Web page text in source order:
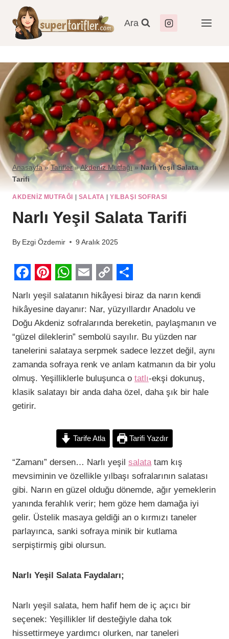
Ara
Anasayfa»Tarifler»Akdeniz Mutfağı»Narlı Yeşil Salata
Tarifi
AKDENIZ MUTFAĞI SALATA |YILBAŞI SOFRASI
Narlı Yeşil Salata Tarifi
By Ezgi Özdemir 9 Aralık 2025
F
a
c
e
b
o
o
k
i
n
t
e
r
e
s
W
h
a
t
s
A
p
p
m
a
i
l
C
o
p
y
L
i
n
S
h
a
r
e
Narlı yeşil salatanın hikâyesi biraz da narın kendi
hikâyesine dayanır: Nar, yüzyıllardır Anadolu ve
Doğu Akdeniz sofralarında bereketin, paylaşmanın ve
“güzel dileklerin” sembolü sayılır. Bu yüzden nar
tanelerini salataya serpmek sadece lezzet değil, aynı
zamanda sofraya renk ve anlam katmanın da bir yolu
olmuş. Yeşilliklerle buluşunca o tatlı-ekşi dokunuş,
klasik salatayı bir anda daha özel, daha şık bir hale
getirir.
Tarife Atla Tarifi Yazdır
“Zamanı” dersen… Narlı yeşil salatatam kış
mevsiminin ve özellikle yılbaşı sofralarının salatası
gibi. Narın en güzel olduğu dönemde, ağır yemeklerin
yanında ferahlık verir; hem göze hem damağa iyi
gelir. Üstelik masaya geldiği an o kırmızı taneler
parlayınca, sanki sofraya minik bir kutlama
serpiştirmiş gibi olursun.
Narlı Yeşil Salata Faydaları;
Narlı yeşil salata, hem hafif hem de iç açıcı bir
seçenek: Yeşillikler lif desteğiyle daha tok
hissettirmeye yardımcı olurken, nar taneleri